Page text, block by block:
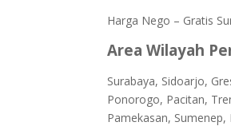
Harga Nego – Gratis
Area Wilayah
Surabaya, Sidoarjo,
Ponorogo, Pacitan,
Pamekasan, Sumenep,